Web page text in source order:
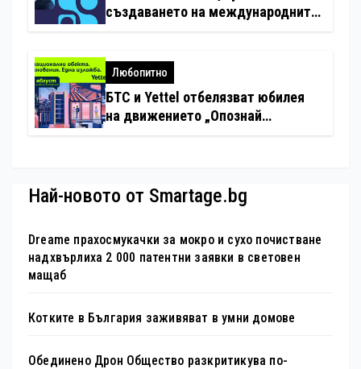
създаването на международните
хотелиерството
Любопитно
БТС и Yettel отбелязват юбилея
на движението „Опознай
Най-новото от Smartage.bg
Dreame прахосмукачки за мокро и сухо почистване
надхвърлиха 2 000 патентни заявки в световен
мащаб
Котките в България заживяват в умни домове
Обединено Дрон Общество разкритикува по-